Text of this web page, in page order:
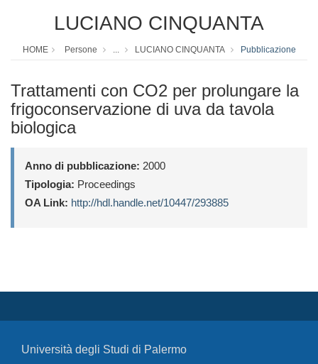
LUCIANO CINQUANTA
HOME Persone ... LUCIANO CINQUANTA Pubblicazione
Trattamenti con CO2 per prolungare la
frigoconservazione di uva da tavola
biologica
Anno di pubblicazione: 2000
Tipologia: Proceedings
OA Link: http://hdl.handle.net/10447/293885
Università degli Studi di Palermo